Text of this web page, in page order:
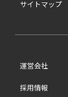
サイトマップ
運営会社
採用情報